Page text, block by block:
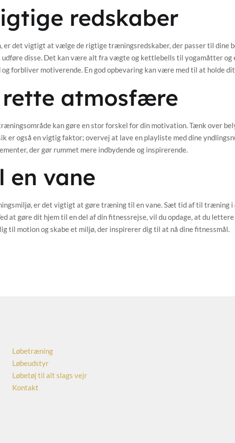
redskaber
det vigtigt at vælge de rigtige træningsredskaber, der passer til dine
udføre disse. Det kan være alt fra vægte og kettlebells til yogamåtter
forbliver motiverende. En god opbevaring kan være med til at holde
rette atmosfære
kan gøre en stor forskel for din motivation. Tænk over
er også en vigtig faktor; overvej at lave en playliste med dine
der gør rummet mere indbydende og inspirerende.
en vane
er det vigtigt at gøre træning til en vane. Sæt tid af til træning i
at gøre dit hjem til en del af din fitnessrejse, vil du opdage, at du
til motion og skabe et miljø, der inspirerer dig til at nå dine fitnessmål.
Løbetræning
Løbeudstyr
Løbetøj til alt slags vejr
Kontakt